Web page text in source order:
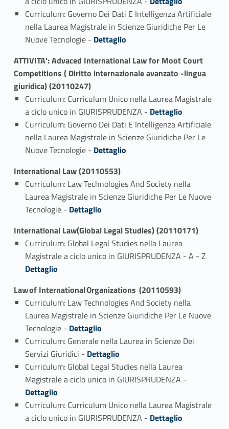
Curriculum: Governo Dei Dati E Intelligenza Artificiale
nella Laurea Magistrale in Scienze Giuridiche Per Le
Nuove Tecnologie - Link identifier #identifier_person_87038-2
Dettaglio
ATTIVITA': Advaced International Law for Moot Court
Competitions ( Diritto internazionale avanzato -lingua
giuridica) (20110247)
Curriculum: Curriculum Unico nella Laurea Magistrale
a ciclo unico in GIURISPRUDENZA - Link identifier #identifier_person_166903-1
Dettaglio
Curriculum: Governo Dei Dati E Intelligenza Artificiale
nella Laurea Magistrale in Scienze Giuridiche Per Le
Nuove Tecnologie - Link identifier #identifier_person_102561-2
Dettaglio
International Law (20110553)
Curriculum: Law Technologies And Society nella
Laurea Magistrale in Scienze Giuridiche Per Le Nuove
Tecnologie - Link identifier #identifier_person_52701-1
Dettaglio
International Law(Global Legal Studies) (20110171)
Curriculum: Global Legal Studies nella Laurea
Magistrale a ciclo unico in GIURISPRUDENZA - A - Z
Dettaglio
Law of International Organizations (20110593)
Curriculum: Law Technologies And Society nella
Laurea Magistrale in Scienze Giuridiche Per Le Nuove
Tecnologie - Link identifier #identifier_person_153845-1
Dettaglio
Curriculum: Generale nella Laurea in Scienze Dei
Servizi Giuridici - Link identifier #identifier_person_13261-2
Dettaglio
Curriculum: Global Legal Studies nella Laurea
Magistrale a ciclo unico in GIURISPRUDENZA -
Dettaglio
Curriculum: Curriculum Unico nella Laurea Magistrale
a ciclo unico in GIURISPRUDENZA - Link identifier #identifier_person_137025-4
Dettaglio